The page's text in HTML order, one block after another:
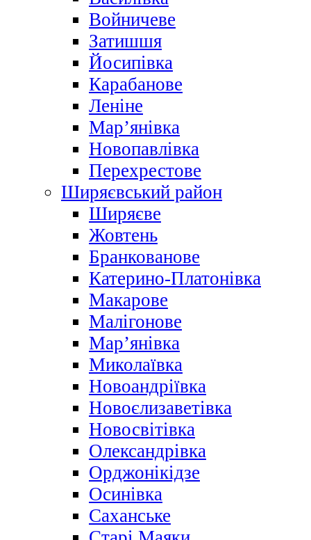
Войничеве
Затишшя
Йосипівка
Карабанове
Леніне
Мар’янівка
Новопавлівка
Перехрестове
Ширяєвський район
Ширяєве
Жовтень
Бранкованове
Катерино-Платонівка
Макарове
Малігонове
Мар’янівка
Миколаївка
Новоандріївка
Новоєлизаветівка
Новосвітівка
Олександрівка
Орджонікідзе
Осинівка
Саханське